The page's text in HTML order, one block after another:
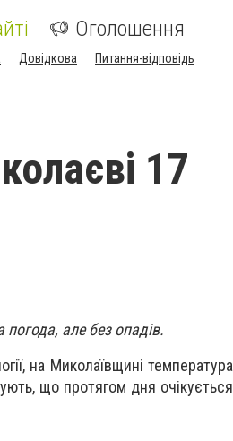
Оголошення
Довідкова Питання-відповідь
17
погода, але без опадів.
на Миколаївщині температура
що протягом дня очікується